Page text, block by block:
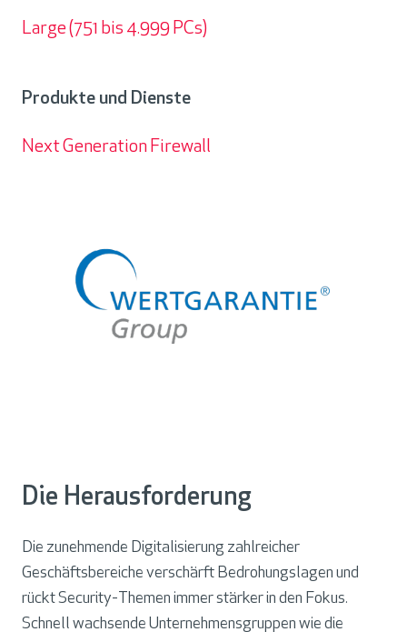
Large (751 bis 4.999 PCs)
Produkte und Dienste
Next Generation Firewall
Die Herausforderung
Die zunehmende Digitalisierung zahlreicher
Geschäftsbereiche verschärft Bedrohungslagen und
rückt Security-Themen immer stärker in den Fokus.
Schnell wachsende Unternehmensgruppen wie die